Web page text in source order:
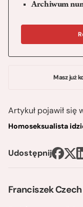
Franciszek Czech
Archiwum
Masz już
Artykuł pojawił się
Homoseksualista
Udostępnij